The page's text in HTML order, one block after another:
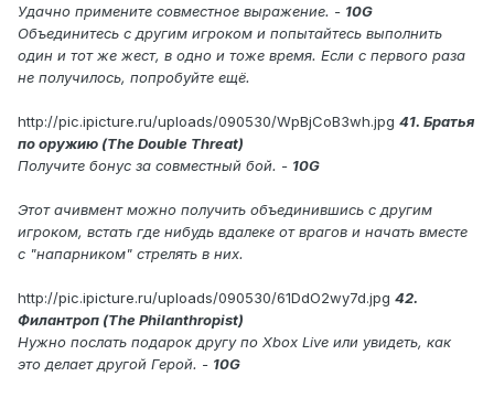
Удачно примените совместное выражение. - 10G
Объединитесь с другим игроком и попытайтесь выполнить
один и тот же жест, в одно и тоже время. Если с первого раза
не получилось, попробуйте ещё.
http://pic.ipicture.ru/uploads/090530/WpBjCoB3wh.jpg 41. Братья
по оружию (The Double Threat)
Получите бонус за совместный бой. - 10G
Этот ачивмент можно получить объединившись с другим
игроком, встать где нибудь вдалеке от врагов и начать вместе
с "напарником" стрелять в них.
http://pic.ipicture.ru/uploads/090530/61DdO2wy7d.jpg 42.
Филантроп (The Philanthropist)
Нужно послать подарок другу по Xbox Live или увидеть, как
это делает другой Герой. - 10G